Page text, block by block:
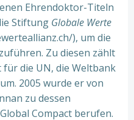
Ehrendoktor-Titeln
Stiftung Globale Werte
), um die
Zu diesen zählt
die UN, die Weltbank
2005 wurde er von
zu dessen
Compact berufen.